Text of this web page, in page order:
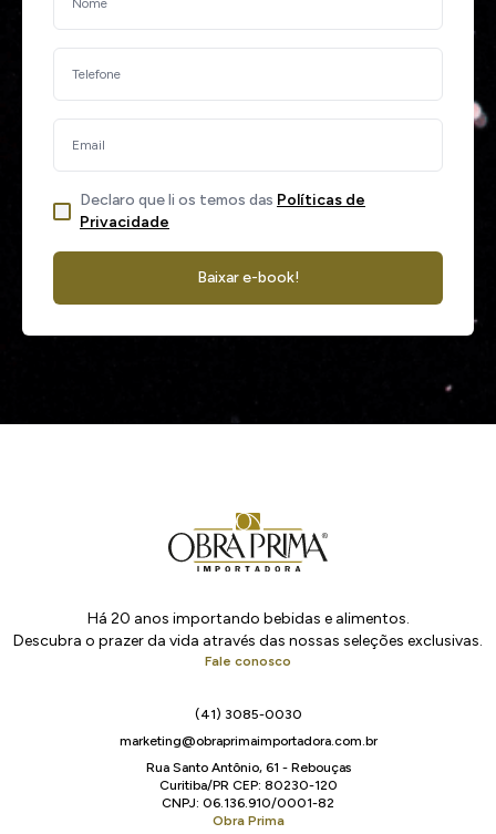
Declaro que li os temos das Políticas de
Privacidade
Baixar e-book!
Há 20 anos importando bebidas e alimentos.
Descubra o prazer da vida através das nossas seleções exclusivas.
Fale conosco
(41) 3085-0030
marketing@obraprimaimportadora.com.br
Rua Santo Antônio, 61 - Rebouças
Curitiba/PR CEP: 80230-120
CNPJ: 06.136.910/0001-82
Obra Prima